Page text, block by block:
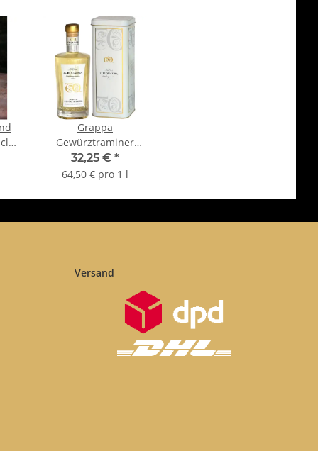
Grappa
Gewürztraminer
Barricata Ciliego - 2
Jahre alt - 0,5 Liter -
Metalldose -
32,25 € *
64,50 € pro 1 l
Versand